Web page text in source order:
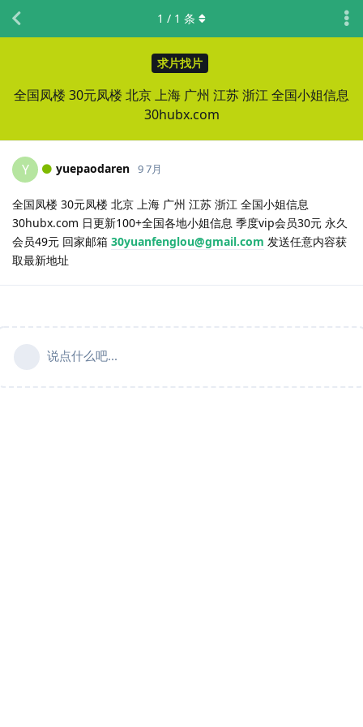
求片找片
全国凤楼 30元凤楼 北京 上海 广州 江苏 浙江 全国小姐信息
30hubx.com
1 / 1 条
Y yuepaodaren 9 7月
全国凤楼 30元凤楼 北京 上海 广州 江苏 浙江 全国小姐信息
30hubx.com 日更新100+全国各地小姐信息 季度vip会员30元 永久
会员49元 回家邮箱 30yuanfenglou@gmail.com 发送任意内容获
取最新地址
说点什么吧...